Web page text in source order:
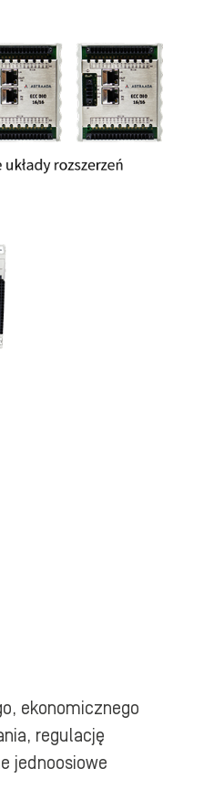
ekonomicznego
regulację
jednoosiowe